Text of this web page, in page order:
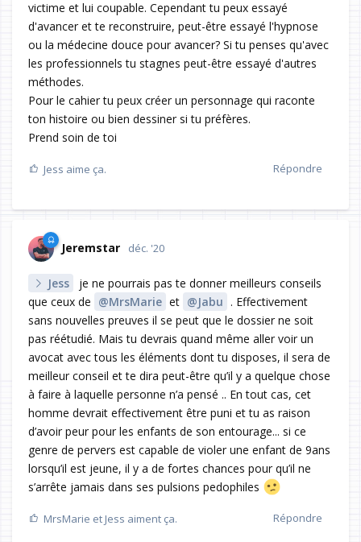
victime et lui coupable. Cependant tu peux essayé
d'avancer et te reconstruire, peut-être essayé l'hypnose
ou la médecine douce pour avancer? Si tu penses qu'avec
les professionnels tu stagnes peut-être essayé d'autres
méthodes.
Pour le cahier tu peux créer un personnage qui raconte
ton histoire ou bien dessiner si tu préfères.
Prend soin de toi
Répondre
Jess aime ça.
Jeremstar déc. '20
Jess
je ne pourrais pas te donner meilleurs conseils
que ceux de @MrsMarie et @Jabu . Effectivement
sans nouvelles preuves il se peut que le dossier ne soit
pas réétudié. Mais tu devrais quand même aller voir un
avocat avec tous les éléments dont tu disposes, il sera de
meilleur conseil et te dira peut-être qu’il y a quelque chose
à faire à laquelle personne n’a pensé .. En tout cas, cet
homme devrait effectivement être puni et tu as raison
d’avoir peur pour les enfants de son entourage... si ce
genre de pervers est capable de violer une enfant de 9ans
lorsqu’il est jeune, il y a de fortes chances pour qu’il ne
s’arrête jamais dans ses pulsions pedophiles
Répondre
MrsMarie et Jess aiment ça.